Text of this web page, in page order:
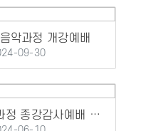
악과정 개강예배
09-30
2024년 봄학기 교회음악과정 종강감사예배 및 수료식, 정기연주회